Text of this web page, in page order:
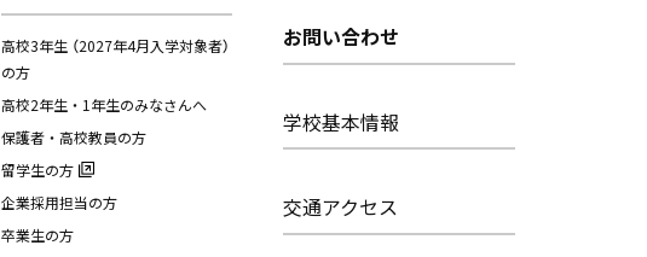
高校3年生 （2027年4月入学対象者）
の方
高校2年生・1年生のみなさんへ
保護者・高校教員の方
留学生の方
企業採用担当の方
卒業生の方
お問い合わせ
学校基本情報
交通アクセス